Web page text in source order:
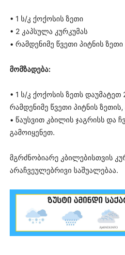
• 1 ს/კ ქოქოსის ზეთი
• 2 კაპსულა კურკუმას
• რამდენიმე წვეთი პიტნის ზეთი
მომზადება:
• 1 ს/კ ქოქოსის ზეთს დაუმატეთ
რამდენიმე წვეთი პიტნის
• წაუსვით კბილის ჯაგრისს და
გამოიყენეთ.
მგრძნობიარე კბილებისთვის
არაჩვეულებრივი საშუალებაა.